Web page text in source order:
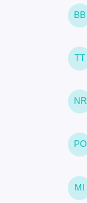
BB
TT
NR
PO
MI